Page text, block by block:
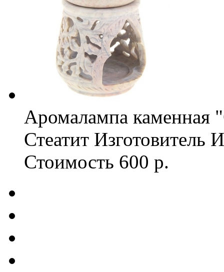
Аромалампа каменная
Стеатит Изготовитель
Стоимость 600 р.